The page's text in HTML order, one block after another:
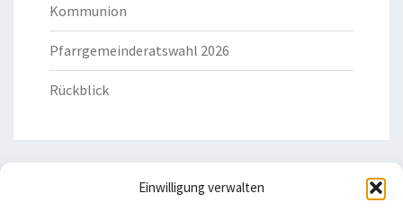
Einwilligung verwalten
Kommunion
Pfarrgemeinderatswahl 2026
Rückblick